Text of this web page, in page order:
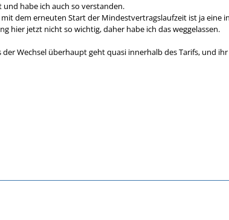
und habe ich auch so verstanden.
mit dem erneuten Start der Mindestvertragslaufzeit ist ja eine
hier jetzt nicht so wichtig, daher habe ich das weggelassen.
der Wechsel überhaupt geht quasi innerhalb des Tarifs, und